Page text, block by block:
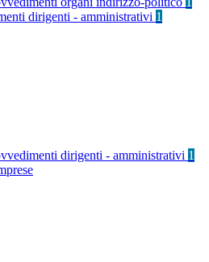
dirigenti - amministrativi 1
dirigenti - amministrativi 1